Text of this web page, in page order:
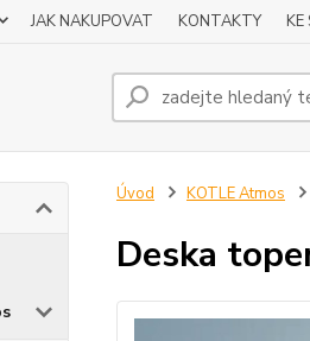
JAK NAKUPOVAT KONTAKTY KE
Úvod KOTLE Atmos
Deska